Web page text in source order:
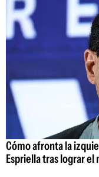
Cómo afronta la
Espriella tras lograr